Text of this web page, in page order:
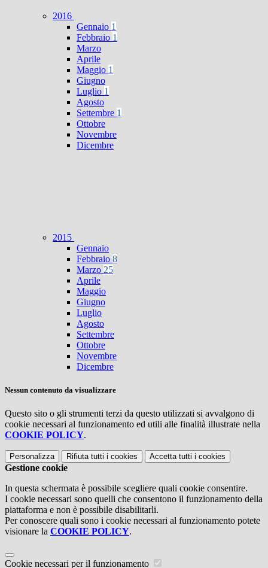
2016
Gennaio 1
Febbraio 1
Marzo
Aprile
Maggio 1
Giugno
Luglio 1
Agosto
Settembre 1
Ottobre
Novembre
Dicembre
2015
Gennaio
Febbraio 8
Marzo 25
Aprile
Maggio
Giugno
Luglio
Agosto
Settembre
Ottobre
Novembre
Dicembre
Nessun contenuto da visualizzare
Questo sito o gli strumenti terzi da questo utilizzati si avvalgono di
cookie necessari al funzionamento ed utili alle finalità illustrate nella
COOKIE POLICY.
Personalizza Rifiuta tutti i cookies Accetta tutti i cookies
Gestione cookie
In questa schermata è possibile scegliere quali cookie consentire.
I cookie necessari sono quelli che consentono il funzionamento della
piattaforma e non è possibile disabilitarli.
Per conoscere quali sono i cookie necessari al funzionamento potete
visionare la COOKIE POLICY.
Cookie necessari per il funzionamento